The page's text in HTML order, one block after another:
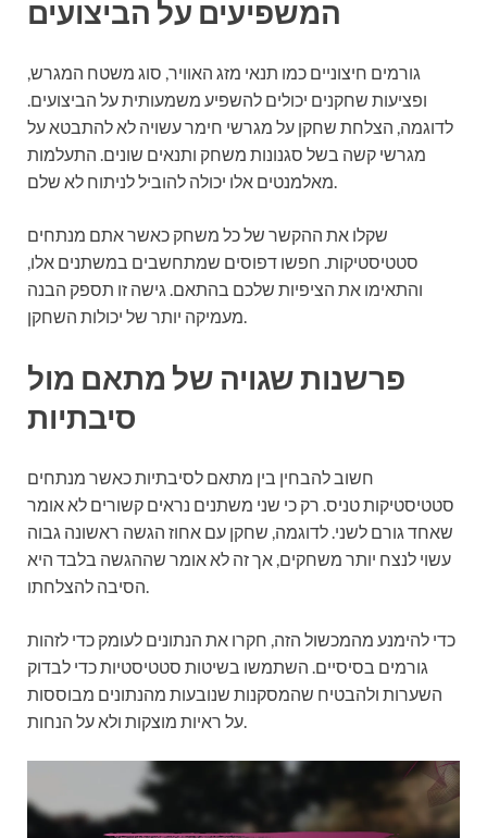
המשפיעים על הביצועים
גורמים חיצוניים כמו תנאי מזג האוויר, סוג משטח המגרש,
ופציעות שחקנים יכולים להשפיע משמעותית על הביצועים.
לדוגמה, הצלחת שחקן על מגרשי חימר עשויה לא להתבטא על
מגרשי קשה בשל סגנונות משחק ותנאים שונים. התעלמות
מאלמנטים אלו יכולה להוביל לניתוח לא שלם.
שקלו את ההקשר של כל משחק כאשר אתם מנתחים
סטטיסטיקות. חפשו דפוסים שמתחשבים במשתנים אלו,
והתאימו את הציפיות שלכם בהתאם. גישה זו תספק הבנה
מעמיקה יותר של יכולות השחקן.
פרשנות שגויה של מתאם מול
סיבתיות
חשוב להבחין בין מתאם לסיבתיות כאשר מנתחים
סטטיסטיקות טניס. רק כי שני משתנים נראים קשורים לא אומר
שאחד גורם לשני. לדוגמה, שחקן עם אחוז הגשה ראשונה גבוה
עשוי לנצח יותר משחקים, אך זה לא אומר שההגשה בלבד היא
כדי להימנע מהמכשול הזה, חקרו את הנתונים לעומק כדי לזהות
גורמים בסיסיים. השתמשו בשיטות סטטיסטיות כדי לבדוק
השערות ולהבטיח שהמסקנות שנובעות מהנתונים מבוססות